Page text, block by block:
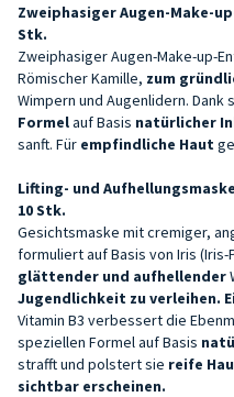
Zweiphasiger Augen-Make-
Stk.
Zweiphasiger Augen-Make-up-
Römischer Kamille, zum
Wimpern und Augenlidern. Dank
Formelauf Basis natürlicher
sanft. Für empfindliche Haut
Lifting- und Aufhellungsmaske
10 Stk.
Gesichtsmaske mit cremiger,
formuliert auf Basis von Iris
glättender und aufhellender
Jugendlichkeit zu verleihen.
Vitamin B3 verbessert die
speziellen Formel auf Basis
strafft und polstert sie reife
sichtbar erscheinen.